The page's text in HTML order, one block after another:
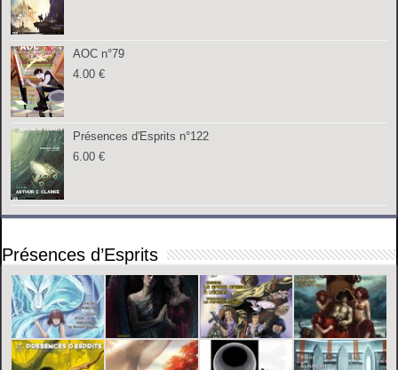
AOC n°79
4.00€
Présences d'Esprits n°122
6.00€
Présences d’Esprits